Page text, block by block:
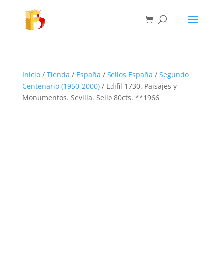
Inicio/ Tienda / España / Sellos España / Segundo
Centenario (1950-2000)/ Edifil 1730. Paisajes y
Monumentos. Sevilla. Sello 80cts. **1966